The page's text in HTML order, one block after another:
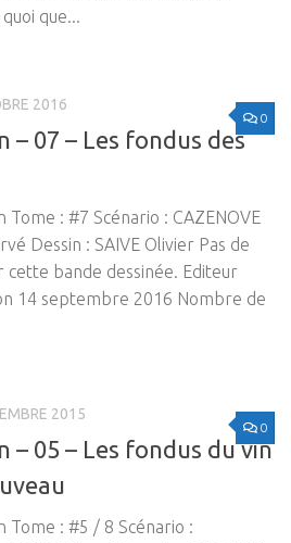
que...
0
2016
– 07 – Les fondus des
Tome : #7 Scénario : CAZENOVE
Dessin : SAIVE Olivier Pas de
cette bande dessinée. Editeur
14 septembre 2016 Nombre de
0
2015
– 05 – Les fondus du vin
Tome : #5 / 8 Scénario :